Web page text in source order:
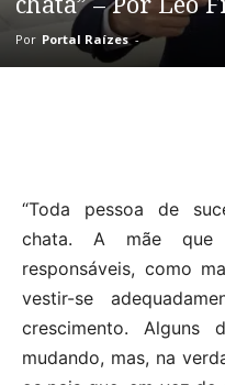
Por Portal Raízes -
“Toda pessoa de
chata. A mãe
responsáveis, como
vestir-se
crescimento.
mudando, mas, na